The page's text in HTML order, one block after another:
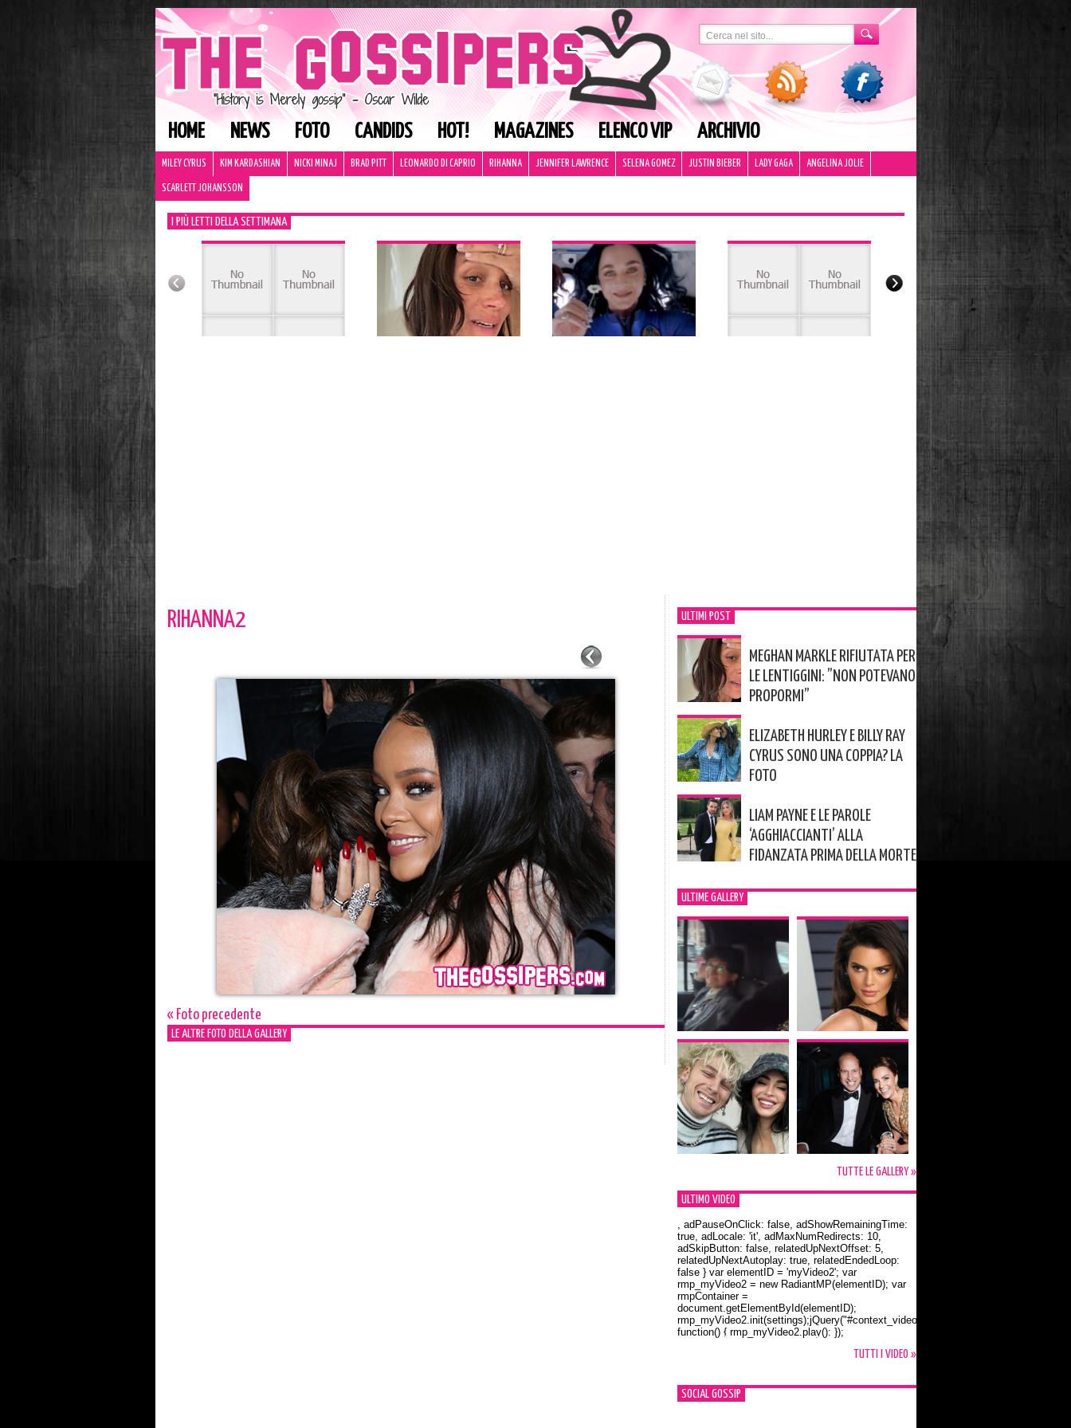
HOME NEWS FOTO CANDIDS HOT! MAGAZINES ELENCO VIP ARCHIVIO
MILEY CYRUS KIM KARDASHIAN NICKI MINAJ BRAD PITT LEONARDO DI CAPRIO RIHANNA JENNIFER LAWRENCE SELENA GOMEZ JUSTIN BIEBER LADY GAGA ANGELINA JOLIE
SCARLETT JOHANSSON
I PIÙ LETTI DELLA SETTIMANA
RIHANNA2
« Foto precedente
LE ALTRE FOTO DELLA GALLERY
ULTIMI POST
MEGHAN MARKLE RIFIUTATA PER
LE LENTIGGINI: ”NON POTEVANO
PROPORMI”
ELIZABETH HURLEY E BILLY RAY
CYRUS SONO UNA COPPIA? LA
FOTO
LIAM PAYNE E LE PAROLE
‘AGGHIACCIANTI’ ALLA
FIDANZATA PRIMA DELLA MORTE
ULTIME GALLERY
TUTTE LE GALLERY »
ULTIMO VIDEO
Orlando Bloom e la t-shirt dedicata a Flynn
, adPauseOnClick: false, adShowRemainingTime:
true, adLocale: 'it', adMaxNumRedirects: 10,
adSkipButton: false, relatedUpNextOffset: 5,
relatedUpNextAutoplay: true, relatedEndedLoop:
false } var elementID = 'myVideo2'; var
rmp_myVideo2 = new RadiantMP(elementID); var
rmpContainer =
document.getElementById(elementID);
rmp_myVideo2.init(settings);jQuery("#context_video2").one("mouseover",
function() { rmp_myVideo2.play(); });
TUTTI I VIDEO »
SOCIAL GOSSIP